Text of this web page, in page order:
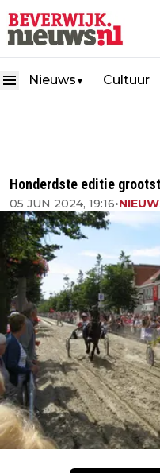
Nieuws ▼ Cultuur
Honderdste editie
05 JUN 2024, 19:16•